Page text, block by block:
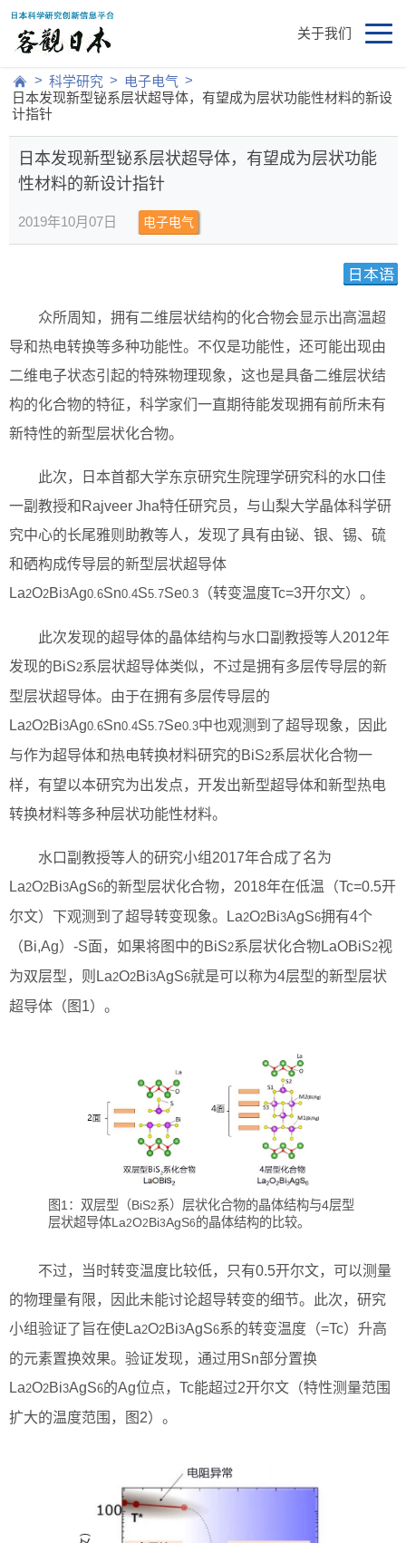
关于我们
> 科学研究 > 电子电气 >
日本发现新型铋系层状超导体，有望成为层状功能性材料的新设
计指针
日本发现新型铋系层状超导体，有望成为层状功能
性材料的新设计指针
2019年10月07日 电子电气
众所周知，拥有二维层状结构的化合物会显示出高温超
导和热电转换等多种功能性。不仅是功能性，还可能出现由
二维电子状态引起的特殊物理现象，这也是具备二维层状结
构的化合物的特征，科学家们一直期待能发现拥有前所未有
新特性的新型层状化合物。
此次，日本首都大学东京研究生院理学研究科的水口佳
一副教授和Rajveer Jha特任研究员，与山梨大学晶体科学研
究中心的长尾雅则助教等人，发现了具有由铋、银、锡、硫
和硒构成传导层的新型层状超导体
La2O2Bi3Ag0.6Sn0.4S5.7Se0.3 （转变温度Tc=3开尔文）。
此次发现的超导体的晶体结构与水口副教授等人2012年
发现的BiS2系层状超导体类似，不过是拥有多层传导层的新
型层状超导体。由于在拥有多层传导层的
La2O2Bi3Ag0.6Sn0.4S5.7Se0.3中也观测到了超导现象，因此
与作为超导体和热电转换材料研究的BiS2系层状化合物一
样，有望以本研究为出发点，开发出新型超导体和新型热电
转换材料等多种层状功能性材料。
水口副教授等人的研究小组2017年合成了名为
La2O2Bi3AgS6的新型层状化合物，2018年在低温（Tc=0.5开
尔文）下观测到了超导转变现象。La2O2Bi3AgS6拥有4个
（Bi,Ag）-S面，如果将图中的BiS2系层状化合物LaOBiS2视
为双层型，则La2O2Bi3AgS6就是可以称为4层型的新型层状
超导体（图1）。
图1：双层型（BiS2系）层状化合物的晶体结构与4层型
层状超导体La2O2Bi3AgS6的晶体结构的比较。
不过，当时转变温度比较低，只有0.5开尔文，可以测量
的物理量有限，因此未能讨论超导转变的细节。此次，研究
小组验证了旨在使La2O2Bi3AgS6系的转变温度（=Tc）升高
的元素置换效果。验证发现，通过用Sn部分置换
La2O2Bi3AgS6的Ag位点，Tc能超过2开尔文（特性测量范围
扩大的温度范围，图2）。